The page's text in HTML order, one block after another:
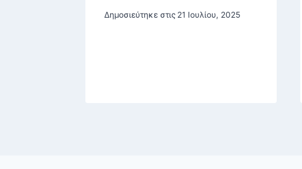
Δημοσιεύτηκε στις 21 Ιουλίου, 2025